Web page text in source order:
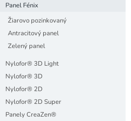
Panel Fénix
Žiarovo pozinkovaný
Antracitový panel
Zelený panel
Nylofor® 3D Light
Nylofor® 3D
Nylofor® 2D
Nylofor® 2D Super
Panely CreaZen®